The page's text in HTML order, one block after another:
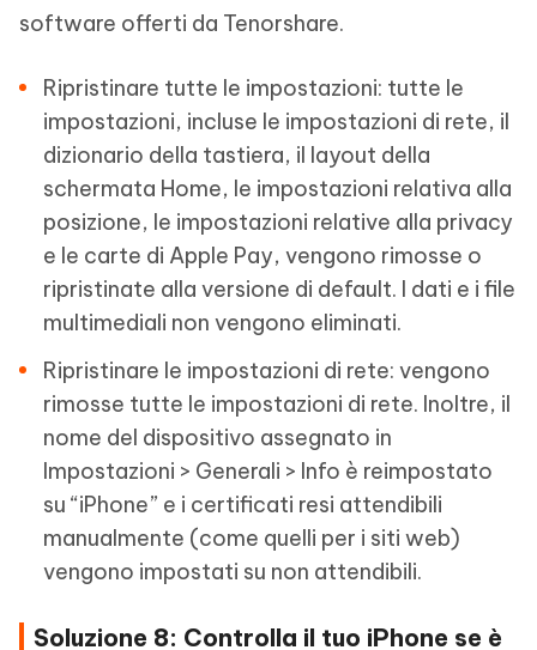
software offerti da Tenorshare.
Ripristinare tutte le impostazioni: tutte le
impostazioni, incluse le impostazioni di rete, il
dizionario della tastiera, il layout della
schermata Home, le impostazioni relativa alla
posizione, le impostazioni relative alla privacy
e le carte di Apple Pay, vengono rimosse o
ripristinate alla versione di default. I dati e i file
multimediali non vengono eliminati.
Ripristinare le impostazioni di rete: vengono
rimosse tutte le impostazioni di rete. Inoltre, il
nome del dispositivo assegnato in
Impostazioni > Generali > Info è reimpostato
su “iPhone” e i certificati resi attendibili
manualmente (come quelli per i siti web)
vengono impostati su non attendibili.
Soluzione 8: Controlla il tuo iPhone se è